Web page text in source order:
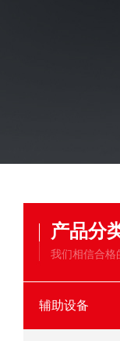
产品分
我们相信合格
辅助设备